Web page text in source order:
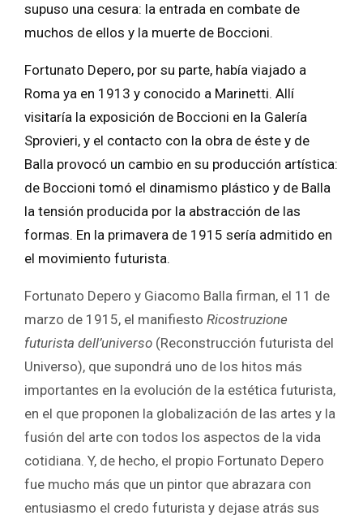
supuso una cesura: la entrada en combate de
muchos de ellos y la muerte de Boccioni.
Fortunato Depero, por su parte, había viajado a
Roma ya en 1913 y conocido a Marinetti. Allí
visitaría la exposición de Boccioni en la Galería
Sprovieri, y el contacto con la obra de éste y de
Balla provocó un cambio en su producción artística:
de Boccioni tomó el dinamismo plástico y de Balla
la tensión producida por la abstracción de las
formas. En la primavera de 1915 sería admitido en
el movimiento futurista.
Fortunato Depero y Giacomo Balla firman, el 11 de
marzo de 1915, el manifiesto Ricostruzione
futurista dell’universo (Reconstrucción futurista del
Universo), que supondrá uno de los hitos más
importantes en la evolución de la estética futurista,
en el que proponen la globalización de las artes y la
fusión del arte con todos los aspectos de la vida
cotidiana. Y, de hecho, el propio Fortunato Depero
fue mucho más que un pintor que abrazara con
entusiasmo el credo futurista y dejase atrás sus